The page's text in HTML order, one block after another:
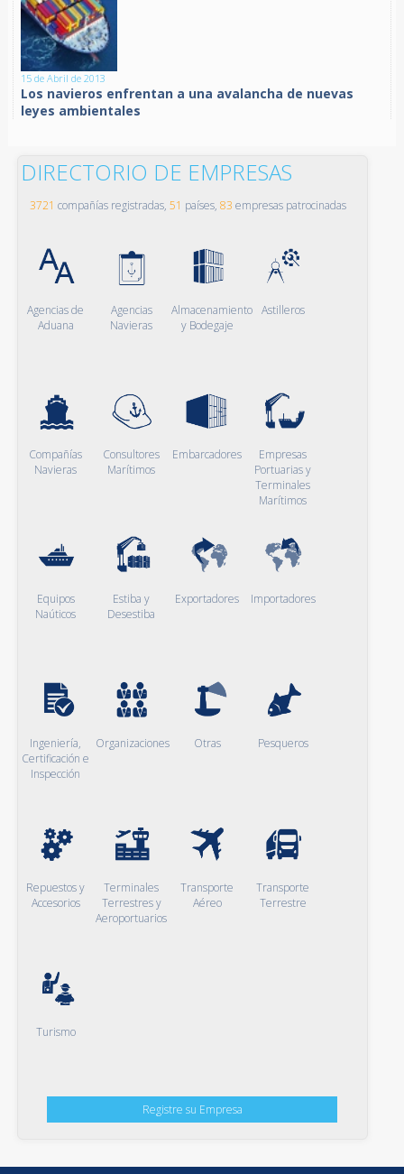
15 de Abril de 2013
Los navieros enfrentan a una avalancha de nuevas
leyes ambientales
DIRECTORIO DE EMPRESAS
3721 compañías registradas, 51 países, 83 empresas patrocinadas
Agencias de
Aduana
Agencias
Navieras
Almacenamiento
y Bodegaje
Astilleros
Compañías
Navieras
Consultores
Marítimos
Embarcadores
Empresas
Portuarias y
Terminales
Marítimos
Equipos
Naúticos
Estiba y
Desestiba
Exportadores Importadores
Ingeniería,
Certificación e
Inspección
Organizaciones Otras Pesqueros
Repuestos y
Accesorios
Terminales
Terrestres y
Aeroportuarios
Transporte
Aéreo
Transporte
Terrestre
Turismo
Registre su Empresa